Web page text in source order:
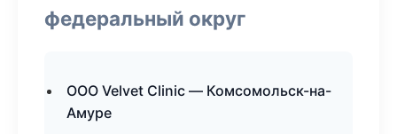
федеральный округ
ООО Velvet Clinic — Комсомольск-на-
Амуре